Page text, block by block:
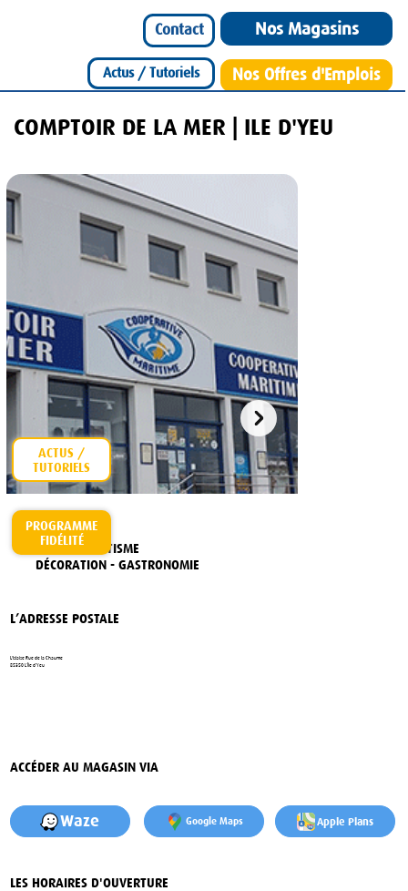
Nos Magasins
Actus / Tutoriels Nos Offres d'Emplois
Contact
L'Islaise Rue de la Chaume
85350 L’Île d’Yeu
L’ADRESSE POSTALE
PÊCHE - NAUTISME
DÉCORATION - GASTRONOMIE
LES HORAIRES D'OUVERTURE
Google Maps Apple Plans
Waze
ACCÉDER AU MAGASIN VIA
COMPTOIR DE LA MER | ILE D'YEU
PROGRAMME
FIDÉLITÉ
ACTUS /
TUTORIELS